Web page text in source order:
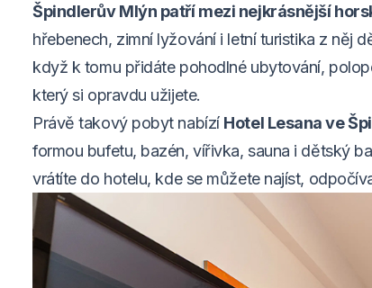
Špindlerův Mlýn patří mezi nejkrásnější
hřebenech, zimní lyžování i letní turistika z něj
když k tomu přidáte pohodlné ubytování,
který si opravdu užijete.
Právě takový pobyt nabízí Hotel Lesana ve
formou bufetu, bazén, vířivka, sauna i dětský
vrátíte do hotelu, kde se můžete najíst,